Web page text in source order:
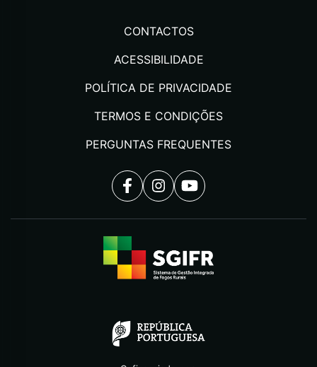
CONTACTOS
ACESSIBILIDADE
POLÍTICA DE PRIVACIDADE
TERMOS E CONDIÇÕES
PERGUNTAS FREQUENTES